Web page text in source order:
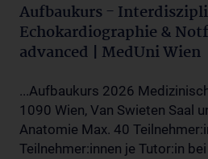
Aufbaukurs -
Echokardiographie &
advanced | MedUni Wien
...Aufbaukurs 2026
1090 Wien, Van Swieten Saal
Anatomie Max. 40
Teilnehmer:innen je Tutor:in